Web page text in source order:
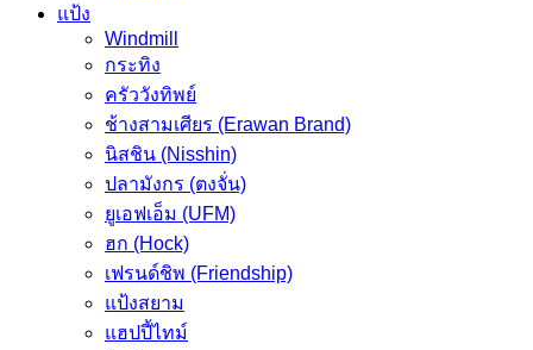
แป้ง
Windmill
กระทิง
ครัววังทิพย์
ช้างสามเศียร (Erawan Brand)
นิสชิน (Nisshin)
ปลามังกร (ตงจั่น)
ยูเอฟเอ็ม (UFM)
ฮก (Hock)
เฟรนด์ชิพ (Friendship)
แป้งสยาม
แฮปปี้ไทม์